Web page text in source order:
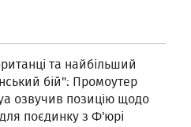
та найбільший
бій": Промоутер
озвучив позицію щодо
поєдинку з Ф'юрі